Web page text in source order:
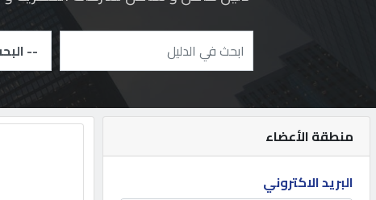
اعلانك
مطلوب
منطقة الأعضاء
البريد الاكتروني